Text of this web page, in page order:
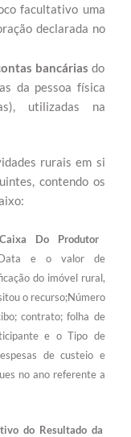
facultativo uma
declarada no
bancárias do
da pessoa física
utilizadas na
rurais em si
contendo os
Do Produtor
Data e o valor de
do imóvel rural,
o recurso;Número
contrato; folha de
e o Tipo de
de custeio e
no ano referente a
do Resultado da